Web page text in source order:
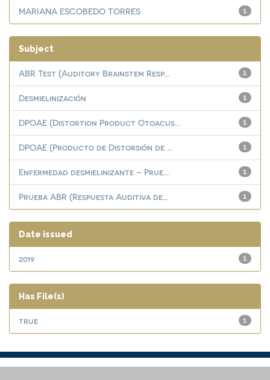
1
MARIANA ESCOBEDO TORRES
Subject
1
ABR Test (Auditory Brainstem Resp...
1
Desmielinización
1
DPOAE (Distortion Product Otoacus...
1
DPOAE (Producto de Distorsión de ...
1
Enfermedad desmielinizante – Prue...
1
Prueba ABR (Respuesta Auditiva de...
Date issued
1
2019
Has File(s)
1
true